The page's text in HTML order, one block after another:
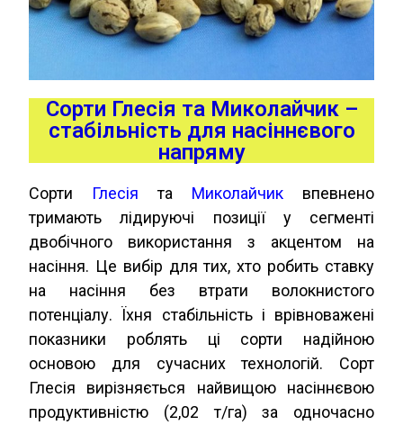
Сорти Глесія та Миколайчик –
стабільність для насіннєвого
напряму
Сорти Глесія та Миколайчиквпевнено
тримають лідируючі позиції у сегменті
двобічного використання з акцентом на
насіння. Це вибір для тих, хто робить ставку
на насіння без втрати волокнистого
потенціалу. Їхня стабільність і врівноважені
показники роблять ці сорти надійною
основою для сучасних технологій. Сорт
Глесія вирізняється найвищою насіннєвою
продуктивністю (2,02 т/га) за одночасно